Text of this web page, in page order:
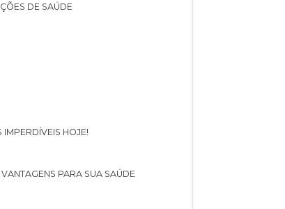
DE SAÚDE
IMPERDÍVEIS HOJE!
VANTAGENS PARA SUA SAÚDE